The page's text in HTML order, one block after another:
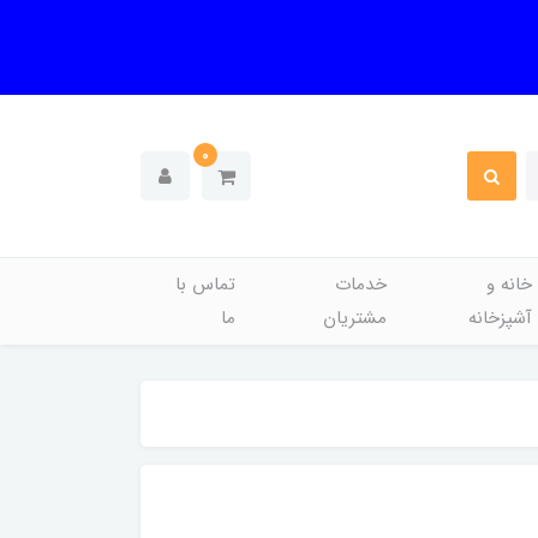
0
خانه و
آشپزخانه
خدمات
مشتریان
تماس با
ما